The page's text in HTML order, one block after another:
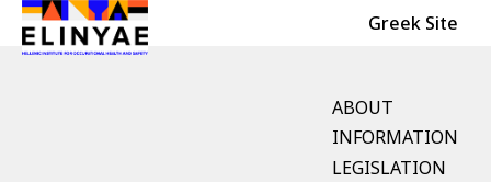
Skip to main content
Header Top Greek Site
English Menu
ABOUT
INFORMATION
LEGISLATION